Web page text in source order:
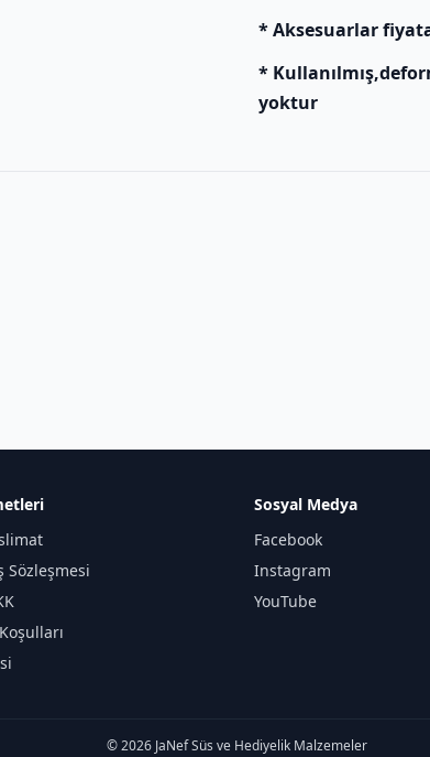
* Aksesuarlar
*
yoktur
Sözleşmesi
Sosyal Medya
Facebook
Instagram
YouTube
© 2026 JaNef Süs ve Hediyelik Malzemeler